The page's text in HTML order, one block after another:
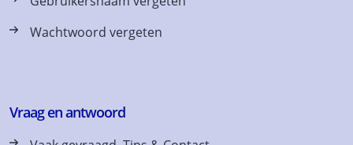
Wachtwoord vergeten
Vraag en antwoord